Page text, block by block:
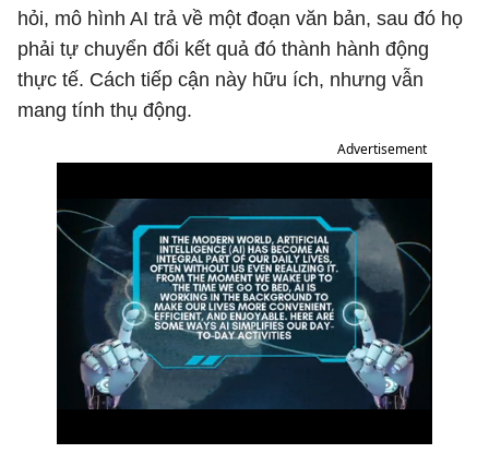
hỏi, mô hình AI trả về một đoạn văn bản, sau đó họ
phải tự chuyển đổi kết quả đó thành hành động
thực tế. Cách tiếp cận này hữu ích, nhưng vẫn
mang tính thụ động.
Advertisement